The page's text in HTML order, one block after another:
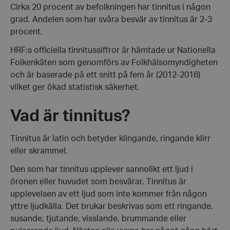
Cirka 20 procent av befolkningen har tinnitus i någon
grad. Andelen som har svåra besvär av tinnitus är 2-3
procent.
HRF:s officiella tinnitussiffror är hämtade ur Nationella
Folkenkäten som genomförs av Folkhälsomyndigheten
och är baserade på ett snitt på fem år (2012-2016)
vilket ger ökad statistisk säkerhet.
Vad är tinnitus?
Tinnitus är latin och betyder klingande, ringande klirr
eller skrammel.
Den som har tinnitus upplever sannolikt ett ljud i
öronen eller huvudet som besvärar. Tinnitus är
upplevelsen av ett ljud som inte kommer från någon
yttre ljudkälla. Det brukar beskrivas som ett ringande,
susande, tjutande, visslande, brummande eller